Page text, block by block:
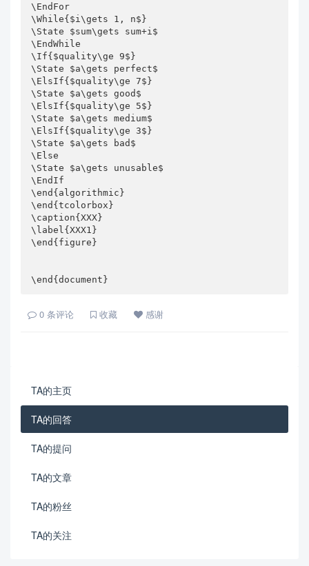
\EndFor
\While{$i\gets 1, n$}
\State $sum\gets sum+i$
\EndWhile
\If{$quality\ge 9$}
\State $a\gets perfect$
\ElsIf{$quality\ge 7$}
\State $a\gets good$
\ElsIf{$quality\ge 5$}
\State $a\gets medium$
\ElsIf{$quality\ge 3$}
\State $a\gets bad$
\Else
\State $a\gets unusable$
\EndIf
\end{algorithmic}
\end{tcolorbox}
\caption{XXX}
\label{XXX1}
\end{figure}
\end{document}
0 条评论 收藏 感谢
TA的主页
TA的回答
TA的提问
TA的文章
TA的粉丝
TA的关注